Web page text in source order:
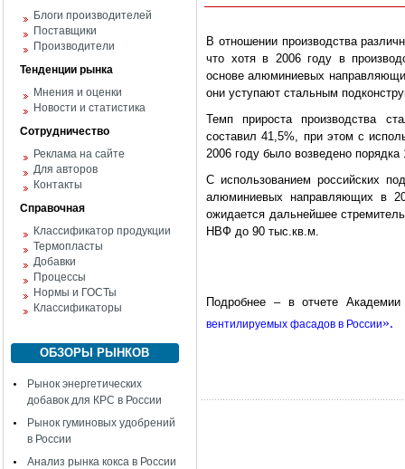
Блоги производителей
Поставщики
Производители
Тенденции рынка
Мнения и оценки
Новости и статистика
Сотрудничество
Реклама на сайте
Для авторов
Контакты
Справочная
Классификатор продукции
Термопласты
Добавки
Процессы
Нормы и ГОСТы
Классификаторы
ОБЗОРЫ РЫНКОВ
Рынок энергетических
добавок для КРС в России
Рынок гуминовых удобрений
в России
Анализ рынка кокса в России
В отношении производства
что хотя в 2006 году в
основе алюминиевых
они уступают стальным
Темп прироста производства
составил 41,5%, при этом с
2006 году было возведено
С использованием российских
алюминиевых направляющих в
ожидается дальнейшее
НВФ до 90 тыс.кв.м.
Подробнее – в отчете
вентилируемых фасадов в России».